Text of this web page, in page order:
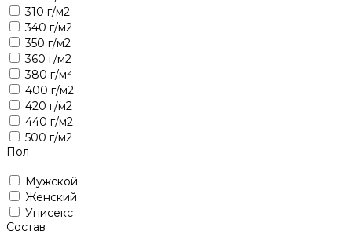
310 г/м2
340 г/м2
350 г/м2
360 г/м2
380 г/м²
400 г/м2
420 г/м2
440 г/м2
500 г/м2
Пол
Мужской
Женский
Унисекс
Состав